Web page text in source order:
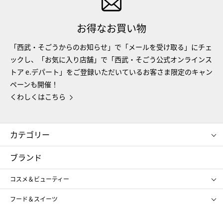
お得なお買い物
「西武・そごうからのお知らせ」で「メールを受け取る」にチェ
ックし、「お気に入り店舗」で「西武・そごう公式オンラインス
トア e.デパート」をご登録いただいているお客さま限定のキャン
ペーンも開催！
くわしくはこちら
カテゴリー
コスメ＆ビューティー
ギフト
レディース
メンズ
スポーツ・アウトドア
ブランド
コスメ＆ビューティー
SHISEIDO
フード＆スイーツ